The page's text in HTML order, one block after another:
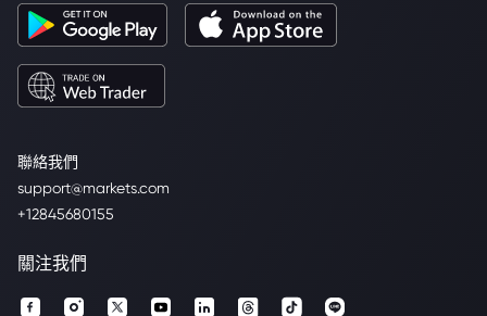
聯絡我們
support@markets.com
+12845680155
關注我們